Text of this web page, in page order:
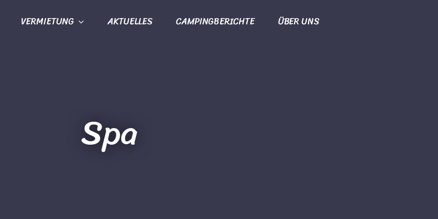
VERMIETUNG AKTUELLES CAMPINGBERICHTE ÜBER UNS
Spa